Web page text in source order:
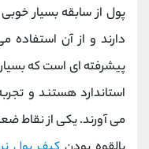
پول از سابقه بسیار
دارند و از آن
پیشرفته ای است که
استاندارد هستند و